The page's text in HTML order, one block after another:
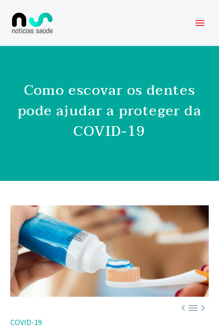
Como escovar os dentes
pode ajudar a proteger da
COVID-19

COVID-19